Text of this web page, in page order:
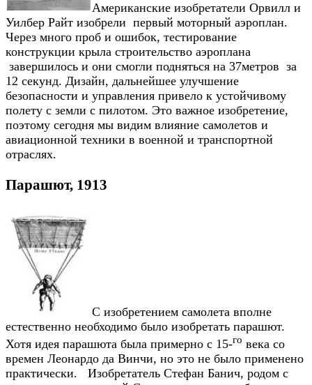
Американские изобретатели Орвилл и
Уилбер Райт изобрели первый моторный аэроплан.
Через много проб и ошибок, тестирование
конструкции крыла строительство аэроплана
завершилось и они смогли подняться на 37метров за
12 секунд. Дизайн, дальнейшее улучшение
безопасности и управления привело к устойчивому
полету с земли с пилотом. Это важное изобретение,
поэтому сегодня мы видим влияние самолетов и
авиационной техники в военной и транспортной
отраслях.
Парашют, 1913
С изобретением самолета вполне
естественно необходимо было изобретать парашют.
Хотя идея парашюта была примерно с 15-го века со
времен Леонардо да Винчи, но это не было применено
практически. Изобретатель Стефан Банич, родом с